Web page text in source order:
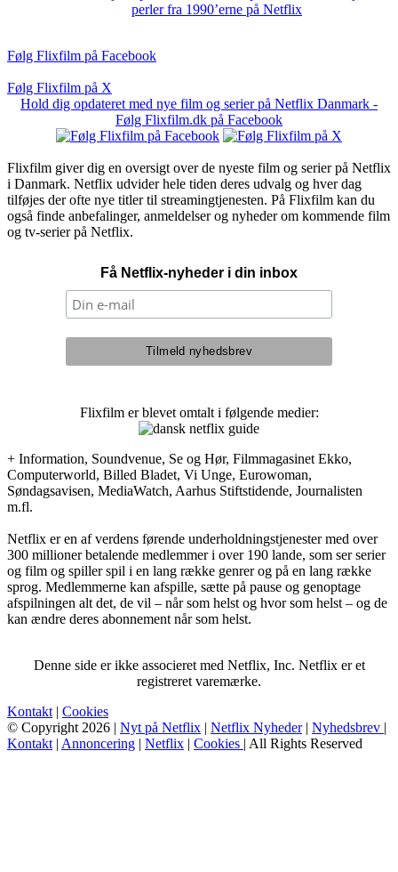
perler fra 1990’erne på Netflix
Følg Flixfilm på Facebook
Følg Flixfilm på X
Hold dig opdateret med nye film og serier på Netflix Danmark -
Følg Flixfilm.dk på Facebook
Flixfilm giver dig en oversigt over de nyeste film og serier på Netflix
i Danmark. Netflix udvider hele tiden deres udvalg og hver dag
tilføjes der ofte nye titler til streamingtjenesten. På Flixfilm kan du
også finde anbefalinger, anmeldelser og nyheder om kommende film
og tv-serier på Netflix.
Få Netflix-nyheder i din inbox
Flixfilm er blevet omtalt i følgende medier:
+ Information, Soundvenue, Se og Hør, Filmmagasinet Ekko,
Computerworld, Billed Bladet, Vi Unge, Eurowoman,
Søndagsavisen, MediaWatch, Aarhus Stiftstidende, Journalisten
m.fl.
Netflix er en af verdens førende underholdningstjenester med over
300 millioner betalende medlemmer i over 190 lande, som ser serier
og film og spiller spil i en lang række genrer og på en lang række
sprog. Medlemmerne kan afspille, sætte på pause og genoptage
afspilningen alt det, de vil – når som helst og hvor som helst – og de
kan ændre deres abonnement når som helst.
Denne side er ikke associeret med Netflix, Inc. Netflix er et
registreret varemærke.
Kontakt | Cookies
© Copyright 2026 | Nyt på Netflix | Netflix Nyheder| Nyhedsbrev |
Kontakt | Annoncering | Netflix | Cookies | All Rights Reserved